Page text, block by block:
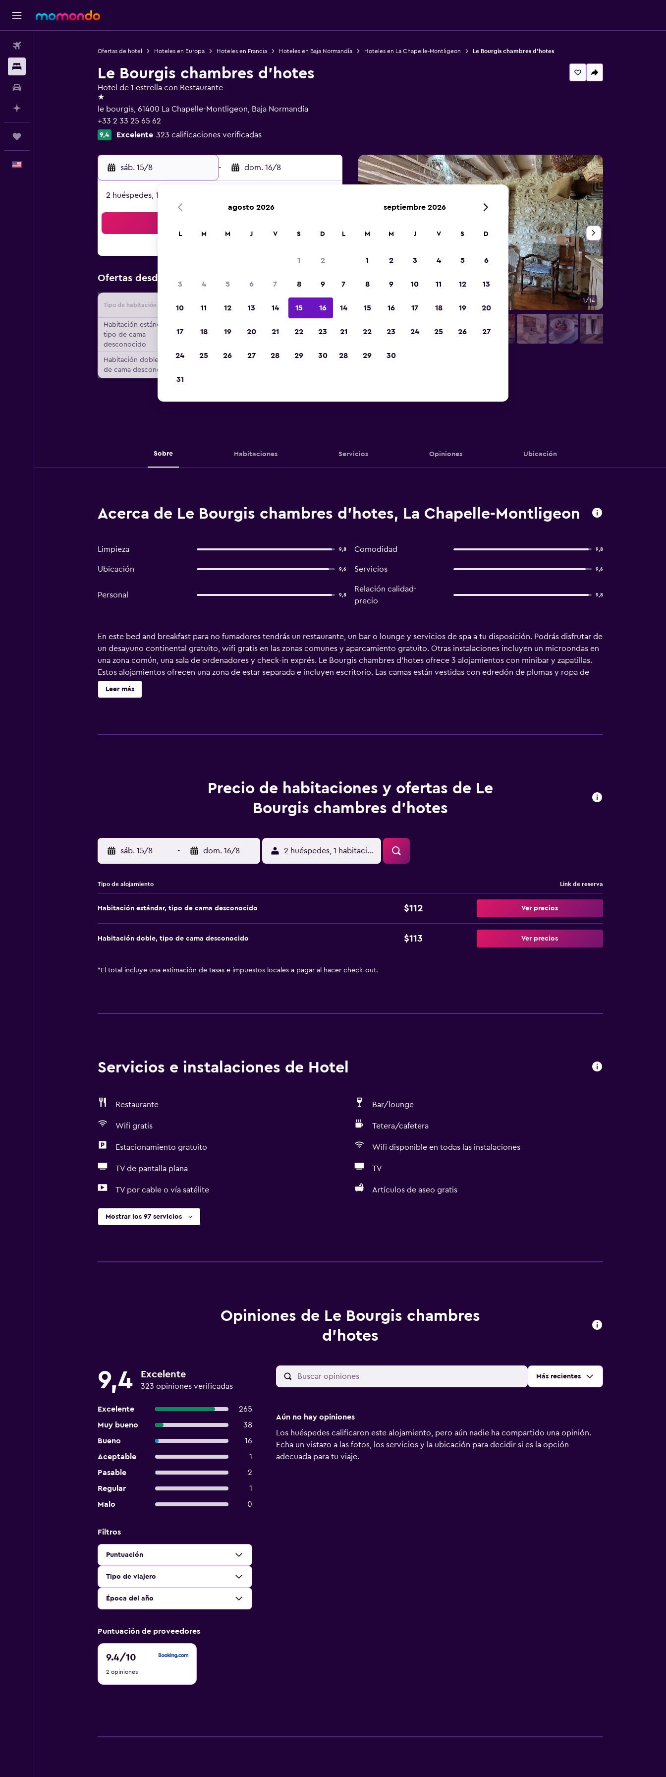
Ofertas de hotel Hoteles en Europa Hoteles en Francia Hoteles en Baja Normandía Hoteles en La Chapelle-Montligeon Le Bourgis chambres d'hotes
Le Bourgis chambres d'hotes
Hotel de 1 estrella con Restaurante
1 estrella
le bourgis, 61400 La Chapelle-Montligeon, Baja Normandía
+33 2 33 25 65 62
9,4 Excelente 323 calificaciones verificadas
sáb. 15/8 - dom. 16/8
2 huéspedes, 1 habitación
Ofertas desde
Tipo de habitación Proveedor Total noche
Habitación estándar,
tipo de cama
desconocido
$112 Ver oferta
Habitación doble, tipo
de cama desconocido
1/14
Fotos
Sobre Habitaciones Servicios Opiniones Ubicación
Acerca de Le Bourgis chambres d'hotes, La Chapelle-Montligeon
Limpieza 9,8 Comodidad 9,8
Ubicación 9,6 Servicios 9,6
Personal 9,8
Relación calidad-
precio
9,8
En este bed and breakfast para no fumadores tendrás un restaurante, un bar o lounge y servicios de spa a tu disposición. Podrás disfrutar de
un desayuno continental gratuito, wifi gratis en las zonas comunes y aparcamiento gratuito. Otras instalaciones incluyen un microondas en
una zona común, una sala de ordenadores y check-in exprés. Le Bourgis chambres d'hotes ofrece 3 alojamientos con minibar y zapatillas.
Estos alojamientos ofrecen una zona de estar separada e incluyen escritorio. Las camas están vestidas con edredón de plumas y ropa de
cama de alta calidad. En este bed and breakfast de 4 estrellas, los alojamientos incluyen cocina básica con microondas y comedor
independiente. Los baños están equipados con ducha con cabezal de ducha tipo lluvia, artículos de higiene personal gratuitos y secador de
Leer más
Precio de habitaciones y ofertas de Le
Bourgis chambres d'hotes
sáb. 15/8 - dom. 16/8 2 huéspedes, 1 habitación
Tipo de alojamiento Link de reserva
Habitación estándar, tipo de cama desconocido $112 Ver precios
Habitación doble, tipo de cama desconocido $113 Ver precios
* El total incluye una estimación de tasas e impuestos locales a pagar al hacer check-out.
Servicios e instalaciones de Hotel
Restaurante Bar/lounge
Wifi gratis Tetera/cafetera
Estacionamiento gratuito Wifi disponible en todas las instalaciones
TV de pantalla plana TV
TV por cable o vía satélite Artículos de aseo gratis
Mostrar los 97 servicios
Opiniones de Le Bourgis chambres
d'hotes
9,4 Excelente
323 opiniones verificadas
Excelente
265
Muy bueno
38
Bueno
16
Aceptable
1
Pasable
2
Regular
1
Malo
0
Ordenar por:
Más recientes
Filtros
Puntuación
Tipo de viajero
Época del año
Puntuación de proveedores
9.4/10
9.4
10
2 opiniones
Aún no hay opiniones
Los huéspedes calificaron este alojamiento, pero aún nadie ha compartido una opinión.
Echa un vistazo a las fotos, los servicios y la ubicación para decidir si es la opción
adecuada para tu viaje.
agosto 2026
L M M J V S D
1 2
3 4 5 6 7 8 9
10 11 12 13 14 15 16
17 18 19 20 21 22 23
24 25 26 27 28 29 30
31
septiembre 2026
L M M J V S D
1 2 3 4 5 6
7 8 9 10 11 12 13
14 15 16 17 18 19 20
21 22 23 24 25 26 27
28 29 30